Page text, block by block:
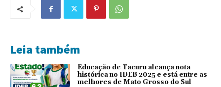
Leia também
Educação de Tacuru alcança nota
histórica no IDEB 2025 e está entre as
melhores de Mato Grosso do Sul